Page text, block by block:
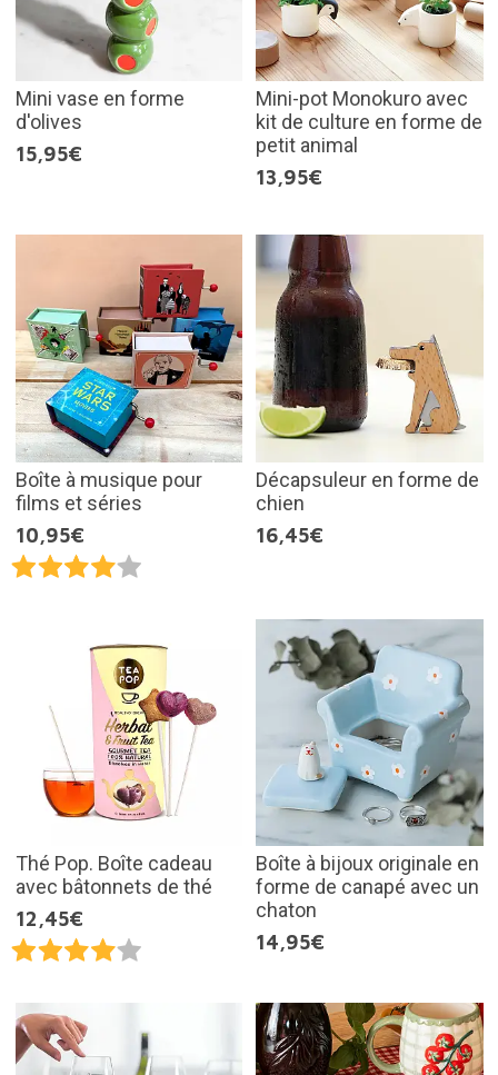
Mini vase en forme
d'olives
15,95€
Mini-pot Monokuro avec
kit de culture en forme de
petit animal
13,95€
Boîte à musique pour
films et séries
10,95€
Décapsuleur en forme de
chien
16,45€
Thé Pop. Boîte cadeau
avec bâtonnets de thé
12,45€
Boîte à bijoux originale en
forme de canapé avec un
chaton
14,95€